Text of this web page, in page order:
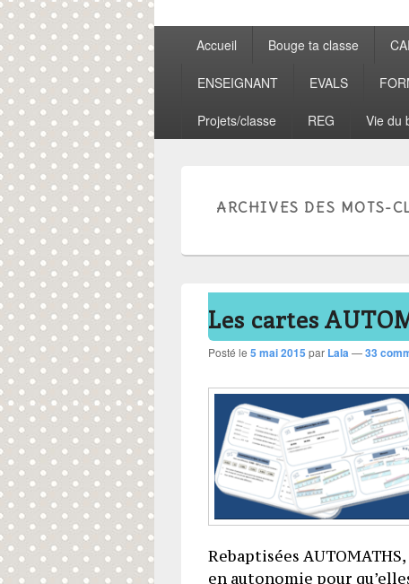
MenuAccueil Bouge ta classe
ENSEIGNANT EVALS
Projets/classe REG Vie du
ARCHIVES DES MOTS-
Les cartes
Posté le 5 mai 2015 par Lala—33
Rebaptisées
en autonomie pour